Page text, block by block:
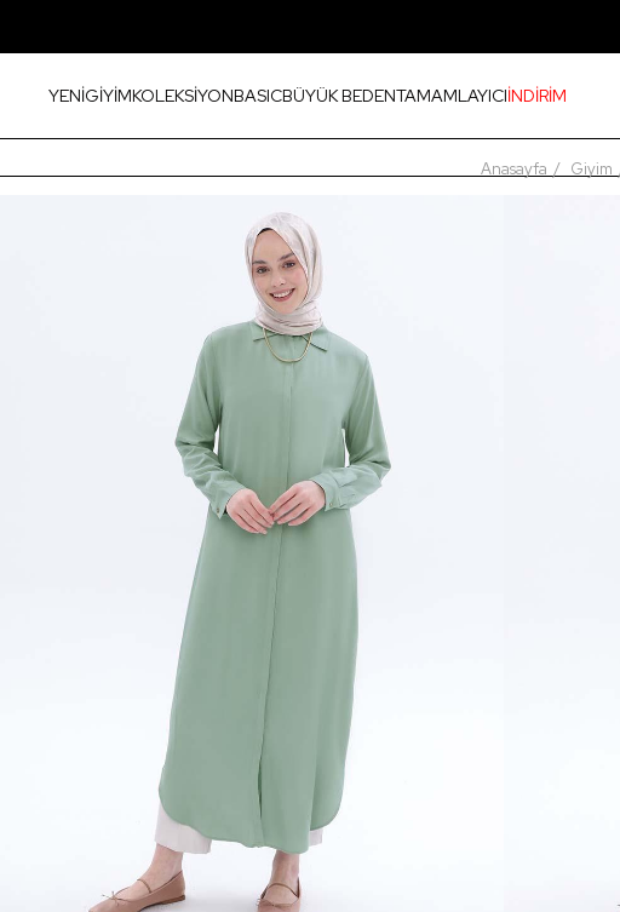
YENİGİYİMKOLEKSİYONBASICBÜYÜK BEDENTAMAMLAYICIİNDİRİM
Anasayfa Giyim